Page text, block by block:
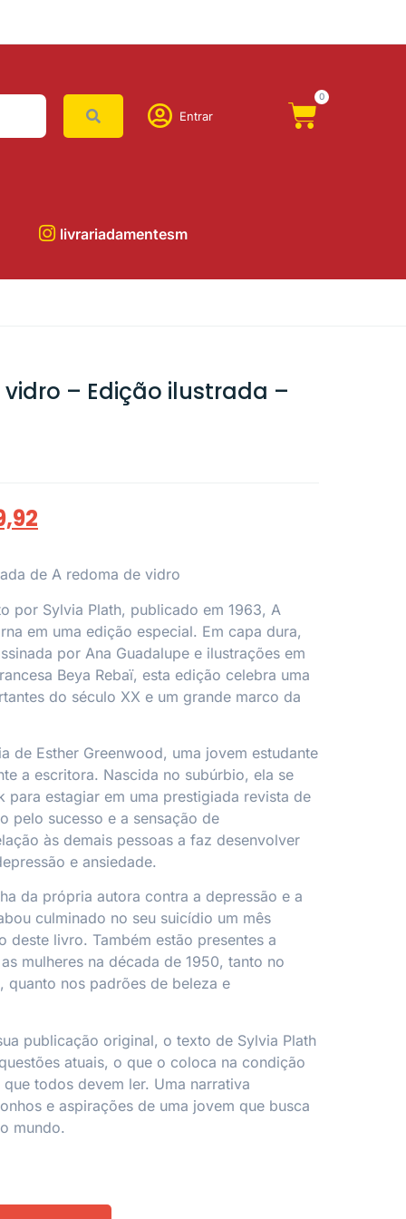
Entrar
0
livrariadamentesm
– Edição ilustrada –
de A redoma de vidro
por Sylvia Plath, publicado em 1963, A
em uma edição especial. Em capa dura,
por Ana Guadalupe e ilustrações em
Beya Rebaï, esta edição celebra uma
do século XX e um grande marco da
de Esther Greenwood, uma jovem estudante
a escritora. Nascida no subúrbio, ela se
para estagiar em uma prestigiada revista de
pelo sucesso e a sensação de
às demais pessoas a faz desenvolver
e ansiedade.
da própria autora contra a depressão e a
culminado no seu suicídio um mês
deste livro. Também estão presentes a
mulheres na década de 1950, tanto no
quanto nos padrões de beleza e
publicação original, o texto de Sylvia Plath
atuais, o que o coloca na condição
todos devem ler. Uma narrativa
e aspirações de uma jovem que busca
mundo.